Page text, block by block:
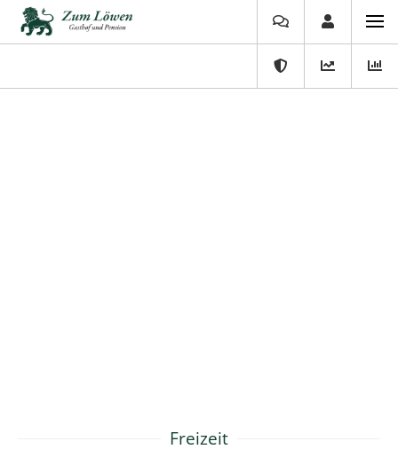
Freizeit